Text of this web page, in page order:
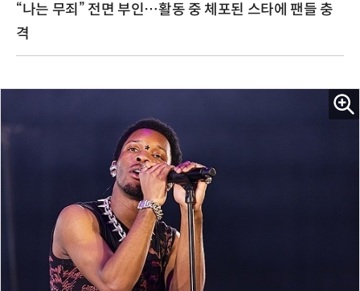
“나는 무죄” 전면 부인…활동 중 체포된 스타에 팬들 충
격